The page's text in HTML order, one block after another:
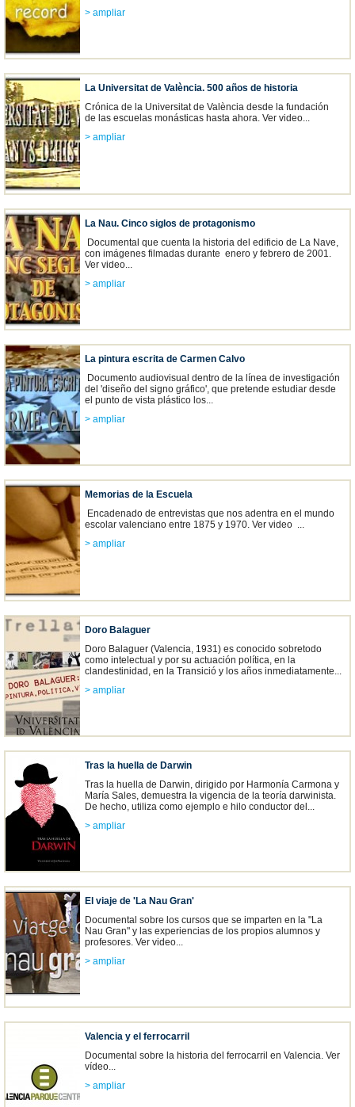
> ampliar
La Universitat de València. 500 años de historia
Crónica de la Universitat de València desde la fundación
de las escuelas monásticas hasta ahora. Ver video...
> ampliar
La Nau. Cinco siglos de protagonismo
Documental que cuenta la historia del edificio de La Nave,
con imágenes filmadas durante enero y febrero de 2001.
Ver video...
> ampliar
La pintura escrita de Carmen Calvo
Documento audiovisual dentro de la línea de investigación
del 'diseño del signo gráfico', que pretende estudiar desde
el punto de vista plástico los...
> ampliar
Memorias de la Escuela
Encadenado de entrevistas que nos adentra en el mundo
escolar valenciano entre 1875 y 1970. Ver video ...
> ampliar
Doro Balaguer
Doro Balaguer (Valencia, 1931) es conocido sobretodo
como intelectual y por su actuación política, en la
clandestinidad, en la Transició y los años inmediatamente...
> ampliar
Tras la huella de Darwin
Tras la huella de Darwin, dirigido por Harmonía Carmona y
María Sales, demuestra la vigencia de la teoría darwinista.
De hecho, utiliza como ejemplo e hilo conductor del...
> ampliar
El viaje de 'La Nau Gran'
Documental sobre los cursos que se imparten en la "La
Nau Gran" y las experiencias de los propios alumnos y
profesores. Ver video...
> ampliar
Valencia y el ferrocarril
Documental sobre la historia del ferrocarril en Valencia. Ver
vídeo...
> ampliar